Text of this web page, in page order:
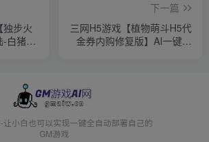
独步火
-白猪
下一篇
三网H5游戏【植物萌斗H5代
金券内购修复版】AI一键全
让小白也可以实现一键全自动部署自己的
GM游戏